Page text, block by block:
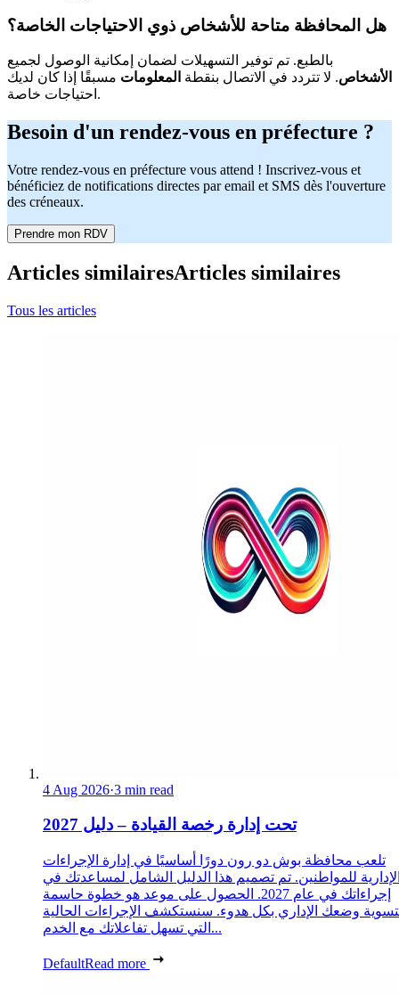
هل المحافظة متاحة للأشخاص ذوي الاحتياجات الخاصة؟
بالطبع. تم توفير التسهيلات لضمان إمكانية الوصول لجميع
الأشخاص. لا تتردد في الاتصال بنقطة المعلومات مسبقًا إذا كان لديك
احتياجات خاصة.
Besoin d'un rendez-vous en préfecture ?
Votre rendez-vous en préfecture vous attend ! Inscrivez-vous et
bénéficiez de notifications directes par email et SMS dès l'ouverture
des créneaux.
Prendre mon RDV
Articles similairesArticles similaires
Tous les articles
4 Aug 2026·3 min read
تحت إدارة رخصة القيادة – دليل 2027
تلعب محافظة بوش دو رون دورًا أساسيًا في إدارة الإجراءات
للمواطنين. تم تصميم هذا الدليل الشامل لمساعدتك في
إجراءاتك في عام 2027. الحصول على موعد هو خطوة حاسمة
وضعك الإداري بكل هدوء. سنستكشف الإجراءات الحالية
التي تسهل تفاعلاتك مع الخدم...
DefaultRead more